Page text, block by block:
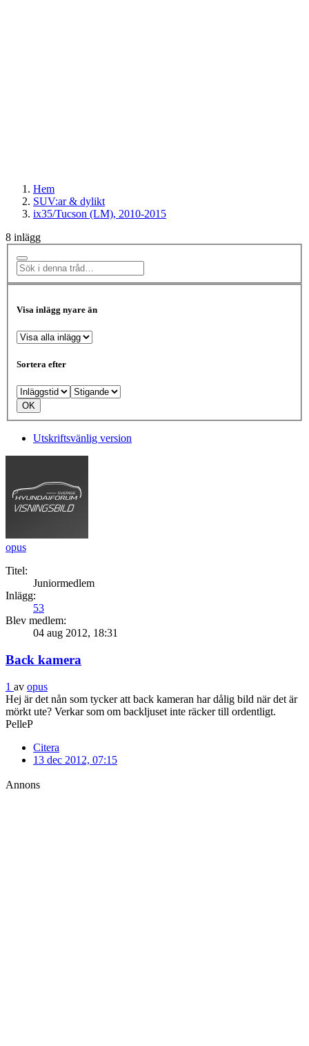
Hem
SUV:ar & dylikt
ix35/Tucson (LM), 2010-2015
8 inlägg
Visa inlägg nyare än
Sortera efter
Utskriftsvänlig version
opus
Titel:
Juniormedlem
Inlägg:
53
Blev medlem:
04 aug 2012, 18:31
Back kamera
1 av opus
Hej är det nån som tycker att back kameran har dålig bild när det är
mörkt ute? Verkar som om backljuset inte räcker till ordentligt.
PelleP
Citera
13 dec 2012, 07:15
Annons